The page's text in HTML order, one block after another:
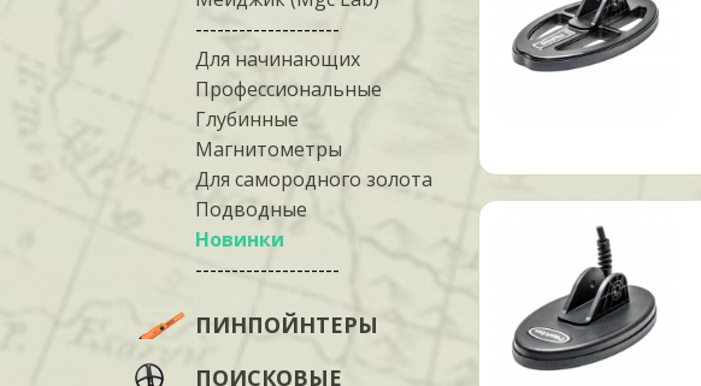
--------------------
Для начинающих
Профессиональные
Глубинные
Магнитометры
Для самородного золота
Подводные
Новинки
--------------------
ПИНПОЙНТЕРЫ
ПОИСКОВЫЕ